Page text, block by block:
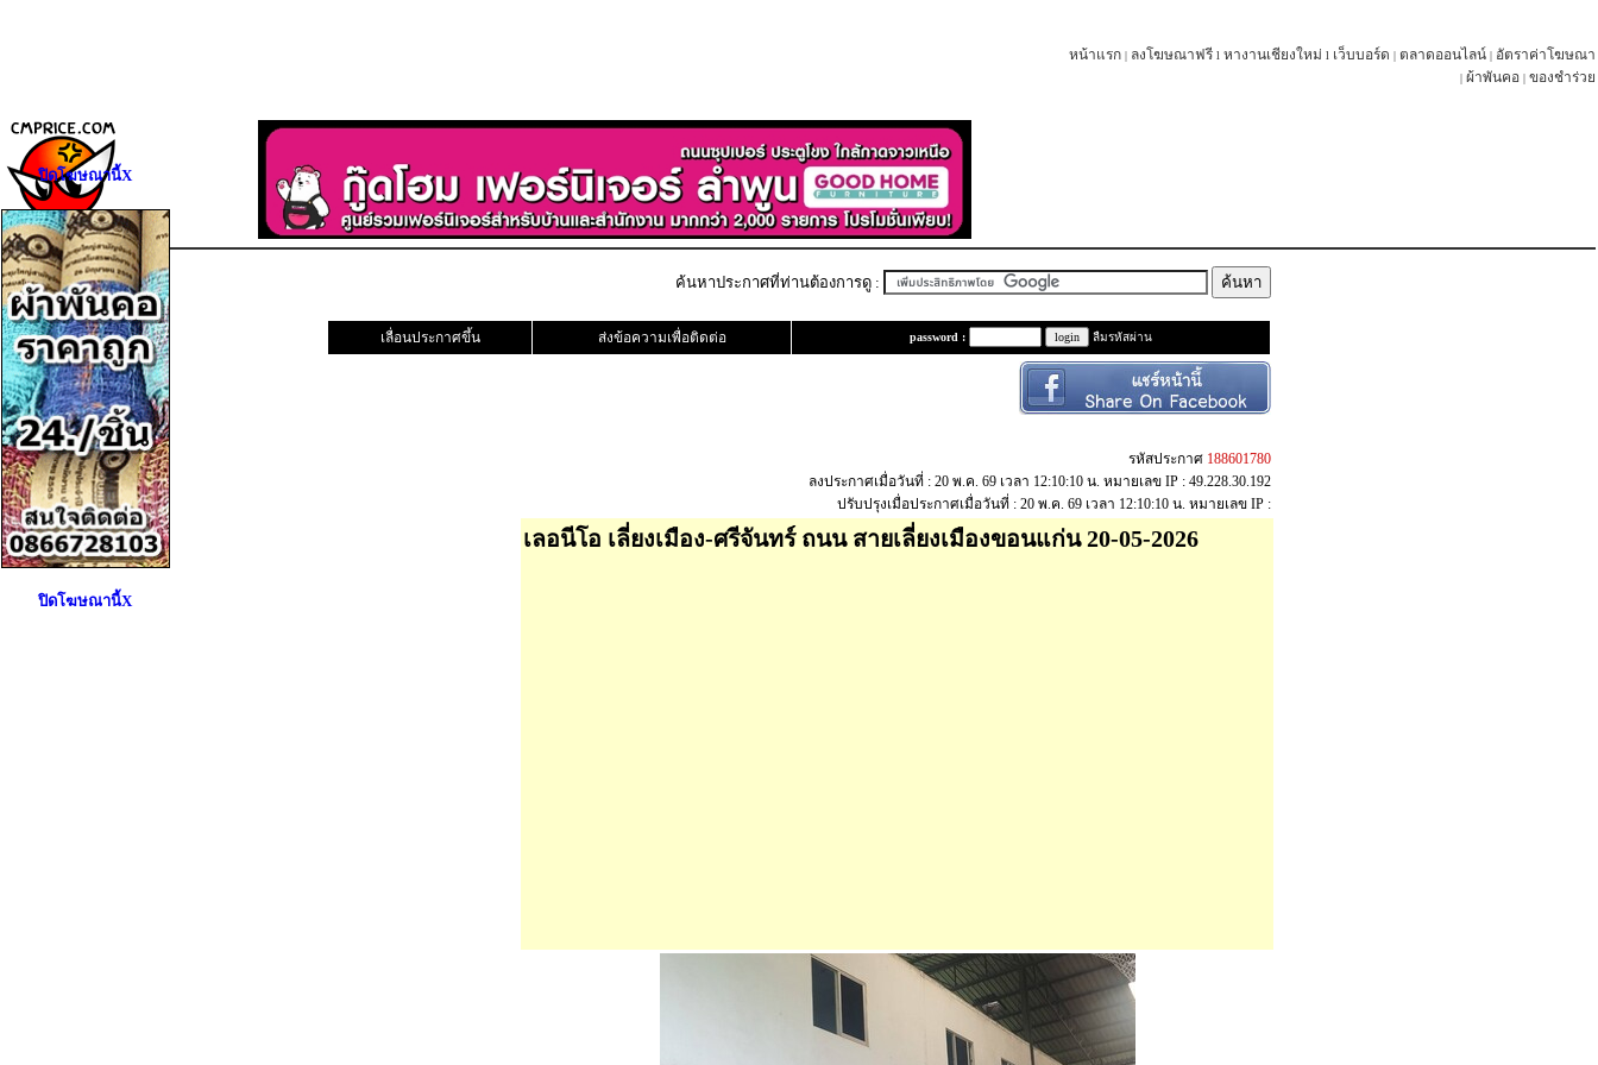
หน้าแรก | ลงโฆษณาฟรี l หางานเชียงใหม่ l เว็บบอร์ด | ตลาดออนไลน์ | อัตราค่าโฆษณา
| ผ้าพันคอ | ของชำร่วย
ค้นหาประกาศที่ท่านต้องการดู :
เลื่อนประกาศขึ้น ส่งข้อความเพื่อติดต่อ password : ลืมรหัสผ่าน
รหัสประกาศ 188601780
ลงประกาศเมื่อวันที่ : 20 พ.ค. 69 เวลา 12:10:10 น. หมายเลข IP : 49.228.30.192
ปรับปรุงเมื่อประกาศเมื่อวันที่ : 20 พ.ค. 69 เวลา 12:10:10 น. หมายเลข IP :
เลอนีโอ เลี่ยงเมือง-ศรีจันทร์ ถนน สายเลี่ยงเมืองขอนแก่น 20-05-2026
ปิดโฆษณานี้X
ปิดโฆษณานี้X